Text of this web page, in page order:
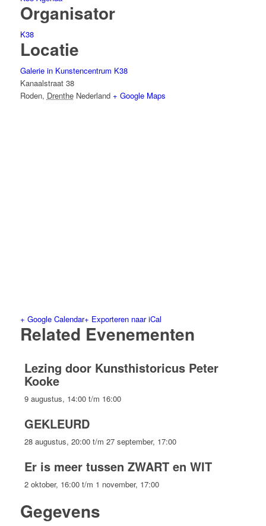
Organisator
K38
Locatie
Galerie in Kunstencentrum K38
Kanaalstraat 38
Roden, Drenthe Nederland + Google Maps
+ Google Calendar+ Exporteren naar iCal
Related Evenementen
Lezing door Kunsthistoricus Peter
Kooke
9 augustus, 14:00t/m 16:00
GEKLEURD
28 augustus, 20:00t/m 27 september, 17:00
Er is meer tussen ZWART en WIT
2 oktober, 16:00t/m 1 november, 17:00
Gegevens